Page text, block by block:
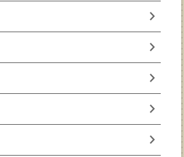
chevron_right
chevron_right
chevron_right
chevron_right
chevron_right